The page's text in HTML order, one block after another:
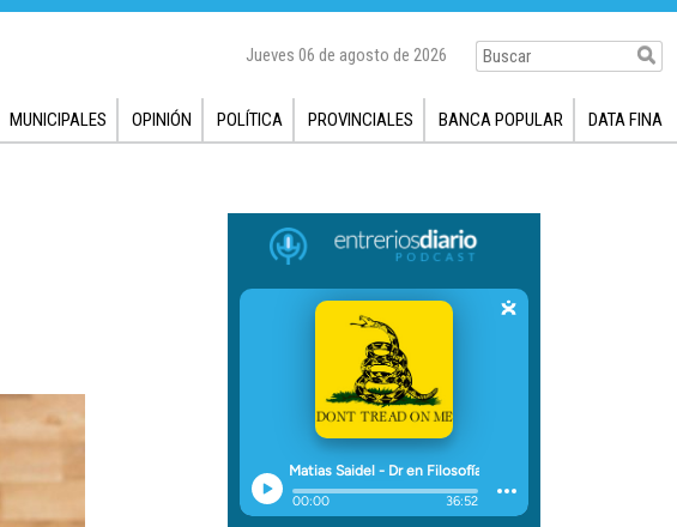
Jueves 06 de agosto de 2026
MUNICIPALES OPINIÓN POLÍTICA PROVINCIALES BANCA POPULAR DATA FINA